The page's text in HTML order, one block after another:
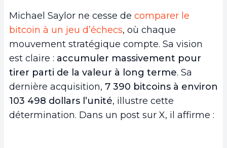
Michael Saylor ne cesse de comparer le
bitcoin à un jeu d’échecs, où chaque
mouvement stratégique compte. Sa vision
est claire : accumuler massivement pour
tirer parti de la valeur à long terme. Sa
dernière acquisition, 7 390 bitcoins à environ
103 498 dollars l’unité, illustre cette
détermination. Dans un post sur X, il affirme :